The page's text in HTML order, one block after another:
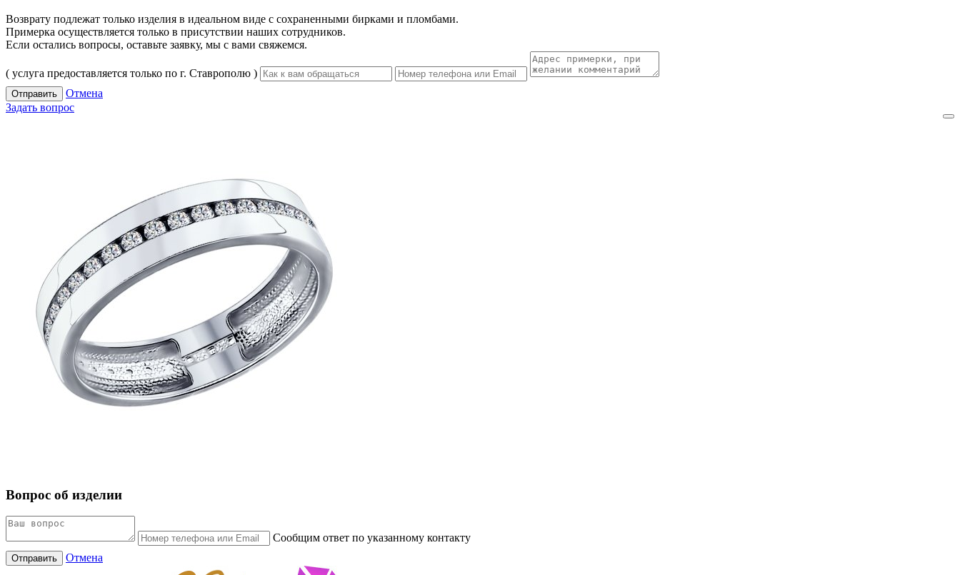
Возврату подлежат только изделия в идеальном виде с сохраненными бирками и пломбами.
Примерка осуществляется только в присутствии наших сотрудников.
Если остались вопросы, оставьте заявку, мы с вами свяжемся.
( услуга предоставляется только по г. Ставрополю )
Отправить
Отмена
Задать вопрос
Вопрос об изделии
Сообщим ответ по указанному контакту
Отправить Отмена